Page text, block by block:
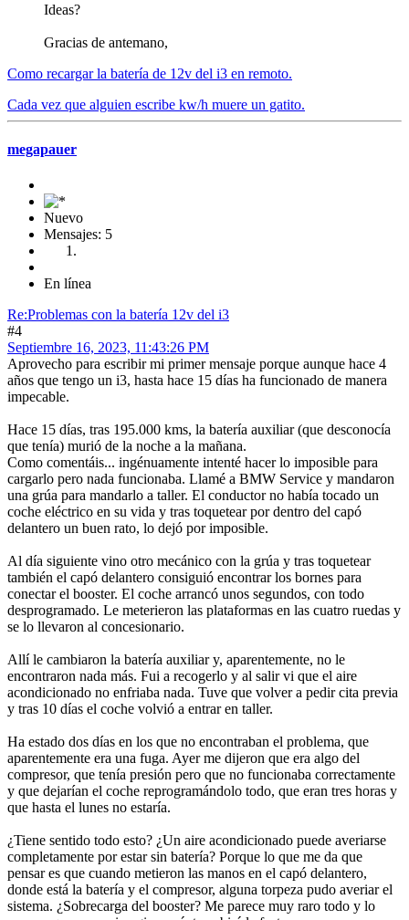
Ideas?
Gracias de antemano,
Como recargar la batería de 12v del i3 en remoto.
Cada vez que alguien escribe kw/h muere un gatito.
megapauer
Nuevo
Mensajes: 5
En línea
Re:Problemas con la batería 12v del i3
#4
Septiembre 16, 2023, 11:43:26 PM
Aprovecho para escribir mi primer mensaje porque aunque hace 4
años que tengo un i3, hasta hace 15 días ha funcionado de manera
impecable.
Hace 15 días, tras 195.000 kms, la batería auxiliar (que desconocía
que tenía) murió de la noche a la mañana.
Como comentáis... ingénuamente intenté hacer lo imposible para
cargarlo pero nada funcionaba. Llamé a BMW Service y mandaron
una grúa para mandarlo a taller. El conductor no había tocado un
coche eléctrico en su vida y tras toquetear por dentro del capó
delantero un buen rato, lo dejó por imposible.
Al día siguiente vino otro mecánico con la grúa y tras toquetear
también el capó delantero consiguió encontrar los bornes para
conectar el booster. El coche arrancó unos segundos, con todo
desprogramado. Le meterieron las plataformas en las cuatro ruedas y
se lo llevaron al concesionario.
Allí le cambiaron la batería auxiliar y, aparentemente, no le
encontraron nada más. Fui a recogerlo y al salir vi que el aire
acondicionado no enfriaba nada. Tuve que volver a pedir cita previa
y tras 10 días el coche volvió a entrar en taller.
Ha estado dos días en los que no encontraban el problema, que
aparentemente era una fuga. Ayer me dijeron que era algo del
compresor, que tenía presión pero que no funcionaba correctamente
y que dejarían el coche reprogramándolo todo, que eran tres horas y
que hasta el lunes no estaría.
¿Tiene sentido todo esto? ¿Un aire acondicionado puede averiarse
completamente por estar sin batería? Porque lo que me da que
pensar es que cuando metieron las manos en el capó delantero,
donde está la batería y el compresor, alguna torpeza pudo averiar el
sistema. ¿Sobrecarga del booster? Me parece muy raro todo y lo